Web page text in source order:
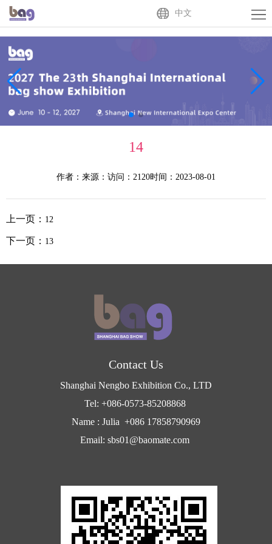
中文
Home
Exhibitor
Buyer
Activities
文
14
作者： 来源： 访问：2120时间：2023-08-01
上一页： 12
下一页： 13
Contact Us
Shanghai Nengbo Exhibition Co., LTD
Tel: +086-0573-85208868
Name : Julia +086 17858790969
Email: sbs01@baomate.com